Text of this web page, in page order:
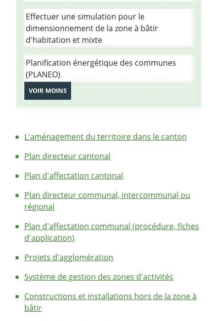
Effectuer une simulation pour le
dimensionnement de la zone à bâtir
d'habitation et mixte
Planification énergétique des communes
(PLANEO)
VOIR MOINSDE PRESTATIONS
L'aménagement du territoire dans le canton
Plan directeur cantonal
Plan d'affectation cantonal
Plan directeur communal, intercommunal ou
régional
Plan d'affectation communal (procédure, fiches
d'application)
Projets d'agglomération
Système de gestion des zones d'activités
Constructions et installations hors de la zone à
bâtir